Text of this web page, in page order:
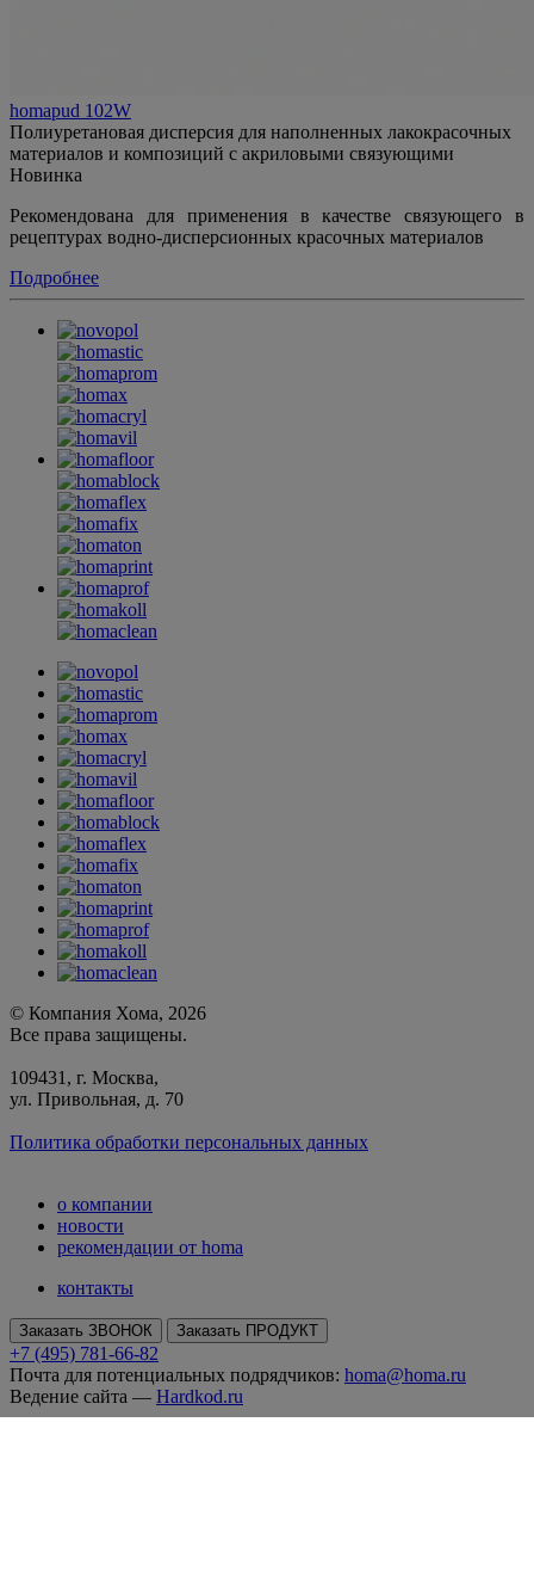
homapud 102W
Полиуретановая дисперсия для наполненных лакокрасочных
материалов и композиций с акриловыми связующими
Новинка
Рекомендована для применения в качестве связующего в
рецептурах водно-дисперсионных красочных материалов
Подробнее
© Компания Хома, 2026
Все права защищены.
109431, г. Москва,
ул. Привольная, д. 70
Политика обработки персональных данных
о компании
новости
рекомендации от homa
контакты
Заказать ЗВОНОК Заказать ПРОДУКТ
+7 (495) 781-66-82
Почта для потенциальных подрядчиков: homa@homa.ru
Ведение сайта — Hardkod.ru